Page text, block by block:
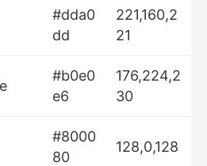
#dda0
dd
221,160,2
21
#b0e0
e6
176,224,2
30
#8000
80
128,0,128